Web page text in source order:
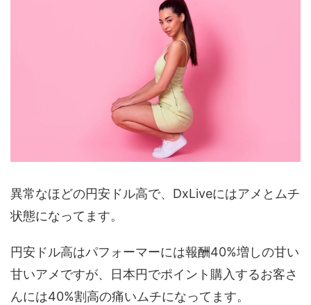
異常なほどの円安ドル高で、DxLiveにはアメとムチ
状態になってます。
円安ドル高はパフォーマーには報酬40%増しの甘い
甘いアメですが、日本円でポイント購入するお客さ
んには40%割高の痛いムチになってます。